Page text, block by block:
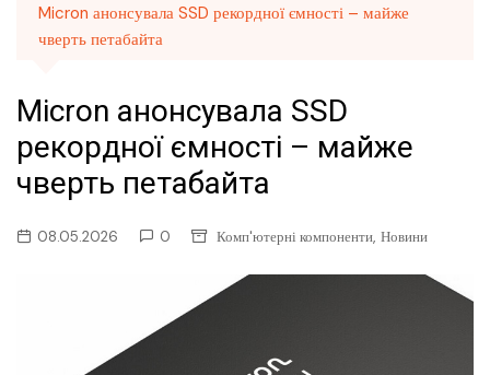
Micron анонсувала SSD рекордної ємності – майже
чверть петабайта
Micron анонсувала SSD
рекордної ємності – майже
чверть петабайта
08.05.2026 0 Комп'ютерні компоненти, Новини